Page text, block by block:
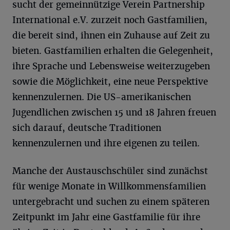
sucht der gemeinnützige Verein Partnership
International e.V. zurzeit noch Gastfamilien,
die bereit sind, ihnen ein Zuhause auf Zeit zu
bieten. Gastfamilien erhalten die Gelegenheit,
ihre Sprache und Lebensweise weiterzugeben
sowie die Möglichkeit, eine neue Perspektive
kennenzulernen. Die US-amerikanischen
Jugendlichen zwischen 15 und 18 Jahren freuen
sich darauf, deutsche Traditionen
kennenzulernen und ihre eigenen zu teilen.
Manche der Austauschschüler sind zunächst
für wenige Monate in Willkommensfamilien
untergebracht und suchen zu einem späteren
Zeitpunkt im Jahr eine Gastfamilie für ihre